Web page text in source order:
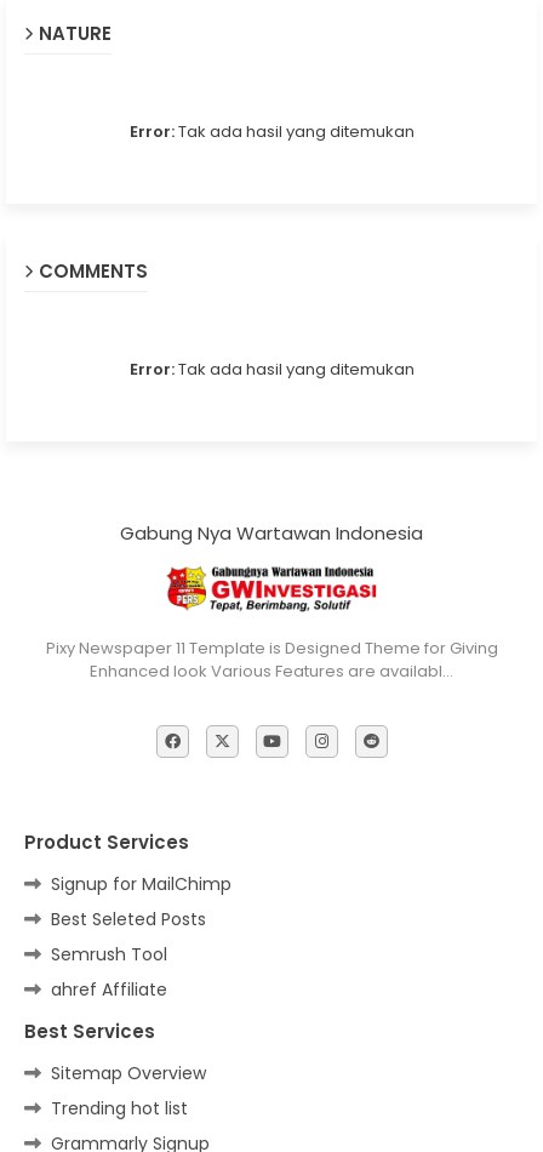
NATURE
Error:Tak ada hasil yang ditemukan
COMMENTS
Error:Tak ada hasil yang ditemukan
Gabung Nya Wartawan Indonesia
Pixy Newspaper 11 Template is Designed Theme for Giving
Enhanced look Various Features are availabl…
Product Services
Signup for MailChimp
Best Seleted Posts
Semrush Tool
ahref Affiliate
Best Services
Sitemap Overview
Trending hot list
Grammarly Signup